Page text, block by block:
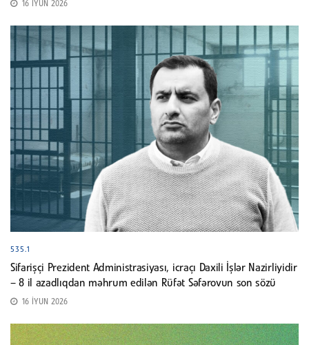
16 İYUN 2026
535.1
Sifarişçi Prezident Administrasiyası, icraçı Daxili İşlər Nazirliyidir
– 8 il azadlıqdan məhrum edilən Rüfət Səfərovun son sözü
16 İYUN 2026